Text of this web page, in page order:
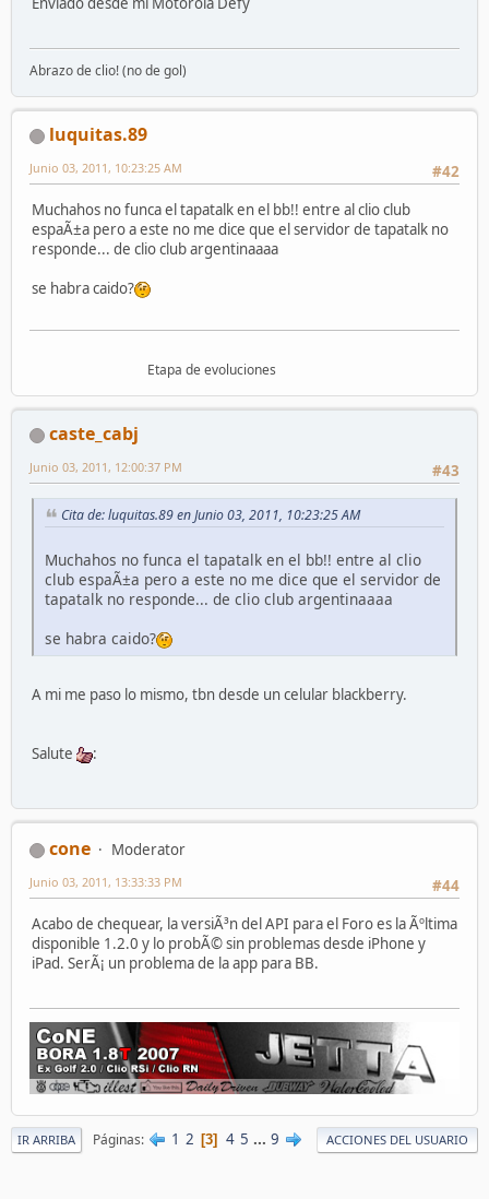
Abrazo de clio! (no de gol)
luquitas.89
#42
Junio 03, 2011, 10:23:25 AM
Muchahos no funca el tapatalk en el bb!! entre al clio club
espaÃ±a pero a este no me dice que el servidor de tapatalk no
responde... de clio club argentinaaaa
se habra caido?
Etapa de evoluciones
caste_cabj
#43
Junio 03, 2011, 12:00:37 PM
Cita de: luquitas.89 en Junio 03, 2011, 10:23:25 AM
Muchahos no funca el tapatalk en el bb!! entre al clio
club espaÃ±a pero a este no me dice que el servidor de
tapatalk no responde... de clio club argentinaaaa
se habra caido?
A mi me paso lo mismo, tbn desde un celular blackberry.
Salute :
cone
Moderator
#44
Junio 03, 2011, 13:33:33 PM
Acabo de chequear, la versiÃ³n del API para el Foro es la Ãºltima
disponible 1.2.0 y lo probÃ© sin problemas desde iPhone y
iPad. SerÃ¡ un problema de la app para BB.
IR ARRIBA Páginas 1 2 3 4 5 ... 9 ACCIONES DEL USUARIO